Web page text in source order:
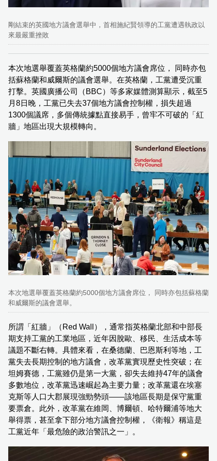
剛結束的英國地方議會選舉中，首相施紀賢領導的工黨遭遇執政以
來最嚴重挫敗
本次地選舉覆蓋英格蘭約5000個地方議會席位， 同時亦包
括蘇格蘭和威爾斯的議會選舉。在英格蘭，工黨遭受沉重
打擊。英國廣播公司（BBC）等多家媒體測算顯示，截至5
月8日晚，工黨已失去37個地方議會控制權，損失超過
1300個議席，多個傳統據點直接易手，曾牢不可破的「紅
牆」地區出現大規模轉向。
本次地選舉覆蓋英格蘭約5000個地方議會席位， 同時亦包括蘇格蘭
和威爾斯的議會選舉。
所謂「紅牆」（Red Wall），通常指英格蘭北部和中部長
期支持工黨的工業地區，近年因脫歐、移民、生活成本等
議題不斷右轉。具體來看，在桑德蘭、巴恩斯利等地，工
黨失去長期控制的地方議會，改革黨實現歷史性突破；在
坦姆賽德，工黨雖仍是第一大黨，卻失去維持47年的議會
多數地位，改革黨迅速崛起為主要力量；改革黨還在埃塞
克斯等人口大郡展現強勁勢頭——該地區長期是保守黨重
要票倉。此外，改革黨在維岡、博爾頓、哈特爾浦等地大
舉得票，甚至拿下部分地方議會控制權，《衛報》稱這是
工黨近年「最危險的政治警訊之一」。